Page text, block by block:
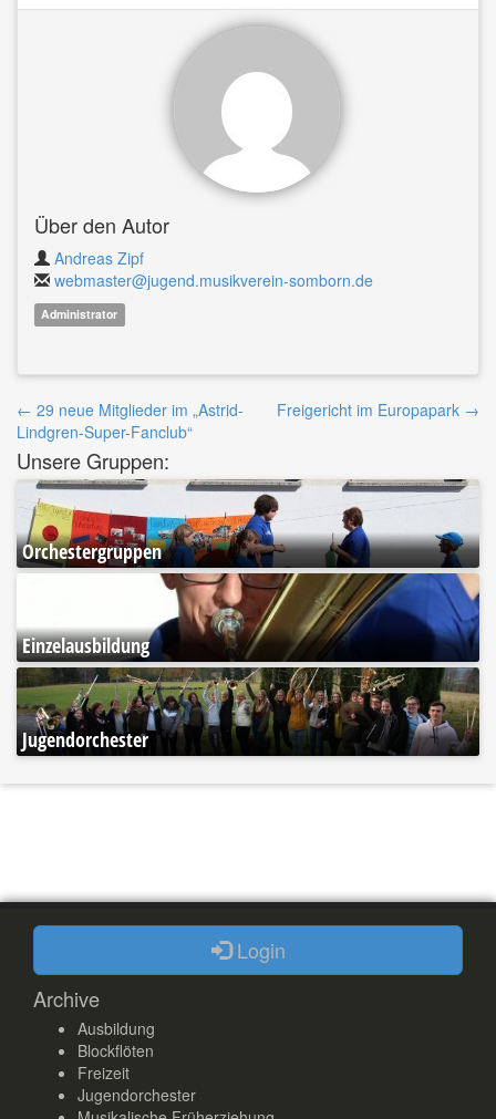
Über den Autor
Andreas Zipf
webmaster@jugend.musikverein-somborn.de
Administrator
Beitrags-
Navigatino
← 29 neue Mitglieder im „Astrid-
Lindgren-Super-Fanclub“
Freigericht im Europapark →
Unsere Gruppen:
Orchestergruppen
Einzelausbildung
Jugendorchester
Login
Archive
Ausbildung
Blockflöten
Freizeit
Jugendorchester